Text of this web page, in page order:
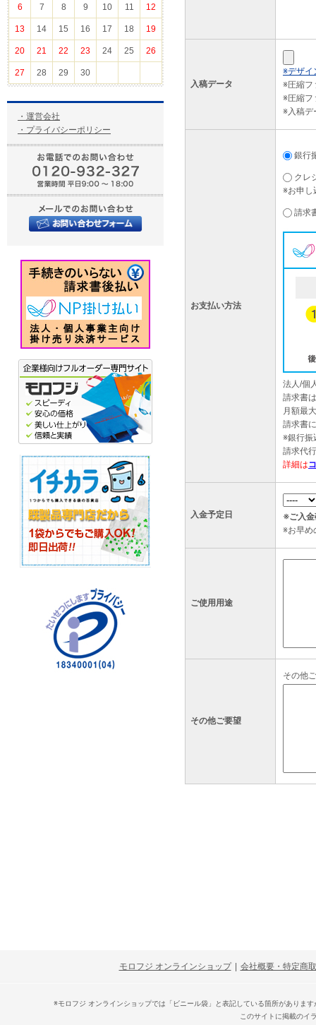
6 7 8 9 10 11 12
13 14 15 16 17 18 19
20 21 22 23 24 25 26
27 28 29 30
・運営会社
・プライバシーポリシー
入稿データ
※デザイ
※圧縮フ
※圧縮フ
※入稿デ
お支払い方法
銀行
クレ
※お申し
請求
法人/個
請求書
月額最
請求書
※銀行振
請求代
詳細は
入金予定日
※ご入金
※お早め
ご使用用途
その他ご要望
その他
モロフジ オンラインショップ 会社概要・特定商
※モロフジ オンラインショップでは「ビニール袋」と表記している箇所がありま
このサイトに掲載のイ